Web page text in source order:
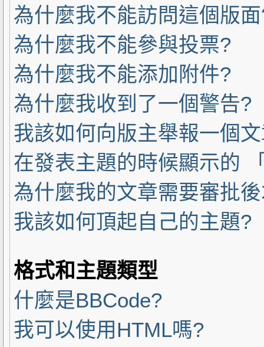
為什麼我不能訪問這個版
為什麼我不能參與投票?
為什麼我不能添加附件?
為什麼我收到了一個警告?
我該如何向版主舉報一個
在發表主題的時候顯示的
為什麼我的文章需要審批
我該如何頂起自己的主題?
格式和主題類型
什麼是BBCode?
我可以使用HTML嗎?